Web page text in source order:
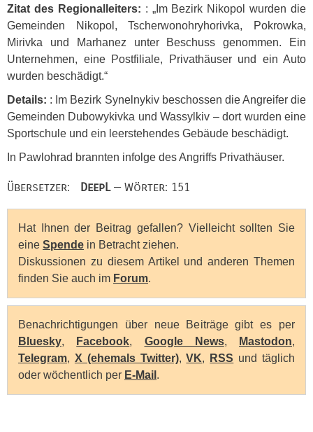
Zitat des Regionalleiters: : „Im Bezirk Nikopol wurden die
Gemeinden Nikopol, Tscherwonohryhorivka, Pokrowka,
Mirivka und Marhanez unter Beschuss genommen. Ein
Unternehmen, eine Postfiliale, Privathäuser und ein Auto
wurden beschädigt.“
Details: : Im Bezirk Synelnykiv beschossen die Angreifer die
Gemeinden Dubowykivka und Wassylkiv – dort wurden eine
Sportschule und ein leerstehendes Gebäude beschädigt.
In Pawlohrad brannten infolge des Angriffs Privathäuser.
Übersetzer: DeepL— Wörter: 151
Hat Ihnen der Beitrag gefallen? Vielleicht sollten Sie
eine Spende in Betracht ziehen.
Diskussionen zu diesem Artikel und anderen Themen
finden Sie auch im Forum.
Benachrichtigungen über neue Beiträge gibt es per
Bluesky, Facebook, Google News, Mastodon,
Telegram, X (ehemals Twitter),VK, RSS und täglich
oder wöchentlich per E-Mail .